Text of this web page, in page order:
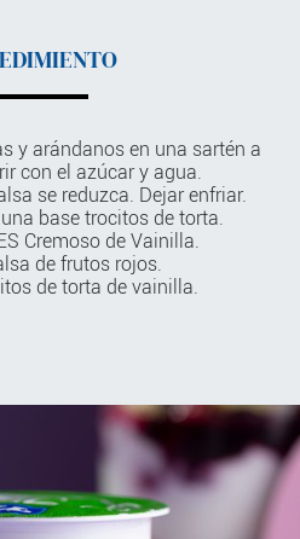
y arándanos en una sartén a
con el azúcar y agua.
se reduzca. Dejar enfriar.
base trocitos de torta.
Cremoso de Vainilla.
de frutos rojos.
de torta de vainilla.